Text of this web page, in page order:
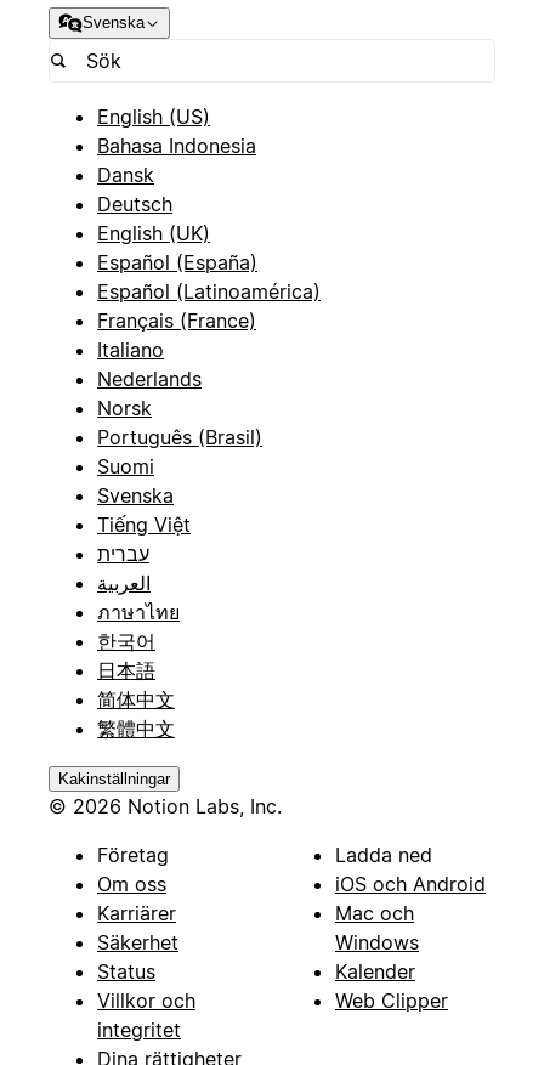
Svenska
English (US)
Bahasa Indonesia
Dansk
Deutsch
English (UK)
Español (España)
Español (Latinoamérica)
Français (France)
Italiano
Nederlands
Norsk
Português (Brasil)
Suomi
Svenska
Tiếng Việt
עברית
العربية
ภาษาไทย
한국어
日本語
简体中文
繁體中文
Kakinställningar
© 2026 Notion Labs, Inc.
Företag
Om oss
Karriärer
Säkerhet
Status
Villkor och
integritet
Dina rättigheter
Ladda ned
iOS och Android
Mac och
Windows
Kalender
Web Clipper